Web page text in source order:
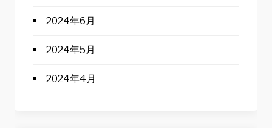
2024年6月
2024年5月
2024年4月